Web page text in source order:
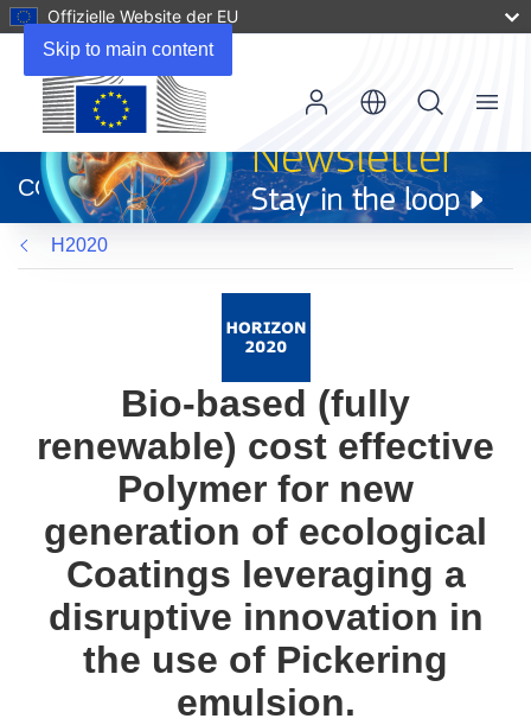
Skip to main content
Offizielle Website der EU
neuem
Fenster)
CORDIS
Menu
H2020
Bio-based (fully
renewable) cost effective
Polymer for new
generation of ecological
Coatings leveraging a
disruptive innovation in
the use of Pickering
emulsion.